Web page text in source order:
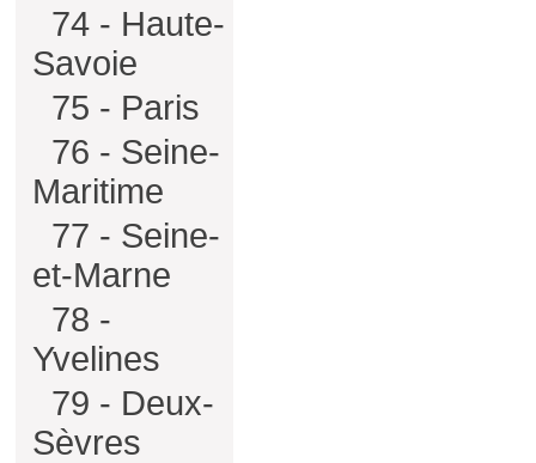
74 - Haute-
Savoie
75 - Paris
76 - Seine-
Maritime
77 - Seine-
et-Marne
78 -
Yvelines
79 - Deux-
Sèvres